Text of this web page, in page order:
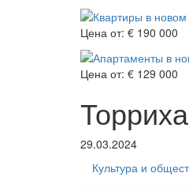
Цена от: € 190 000
Цена от: € 129 000
29.03.2024
Культура и